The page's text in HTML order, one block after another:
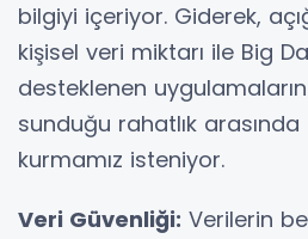
bilgiyi içeriyor. Giderek,
kişisel veri miktarı ile Big
desteklenen
sunduğu rahatlık
kurmamız isteniyor.
Veri Güvenliği: Verilerin